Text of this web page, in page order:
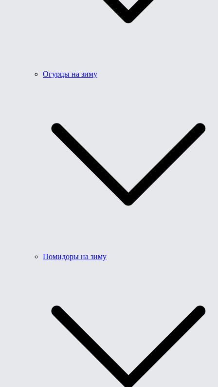
Огурцы на зиму
Помидоры на зиму